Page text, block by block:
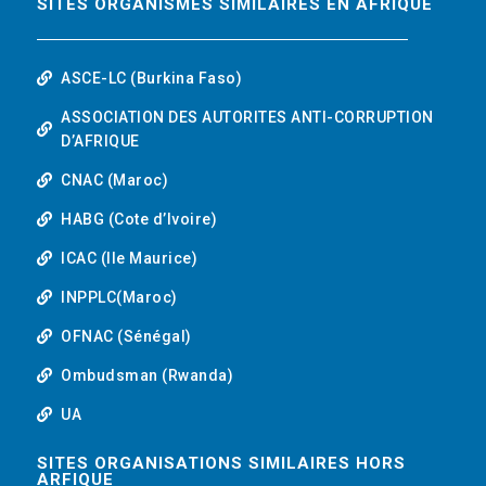
SITES ORGANISMES SIMILAIRES EN AFRIQUE
ASCE-LC (Burkina Faso)
ASSOCIATION DES AUTORITES ANTI-CORRUPTION
D’AFRIQUE
CNAC (Maroc)
HABG (Cote d’Ivoire)
ICAC (Ile Maurice)
INPPLC(Maroc)
OFNAC (Sénégal)
Ombudsman (Rwanda)
UA
SITES ORGANISATIONS SIMILAIRES HORS
ARFIQUE